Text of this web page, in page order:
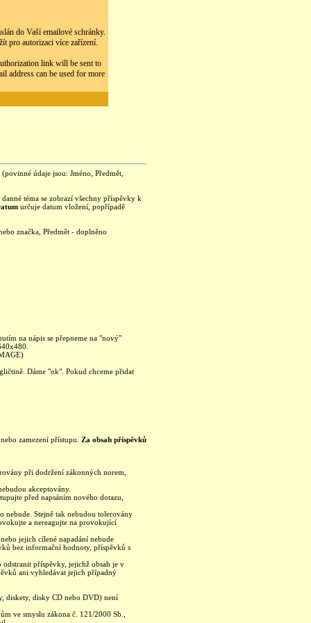
do Vaší emailové schránky.
pro autorizaci více zařízení.
link will be sent to
address can be used for more
údaje jsou: Jméno, Předmět,
danné téma se zobrazí všechny příspěvky k
určuje datum vložení, popřípadě
značka, Předmět - doplněno
na nápis se přepneme na "nový"
Dáme "ok". Pokud chceme přidat
zamezení přístupu. Za obsah příspěvků
při dodržení zákonných norem,
akceptovány.
před napsáním nového dotazu,
nebude. Stejně tak nebudou tolerovány
a nereagujte na provokující
jejich cílené napadání nebude
bez informační hodnoty, příspěvků s
příspěvky, jejichž obsah je v
ani vyhledávat jejich případný
diskety, disky CD nebo DVD) není
ve smyslu zákona č. 121/2000 Sb.,